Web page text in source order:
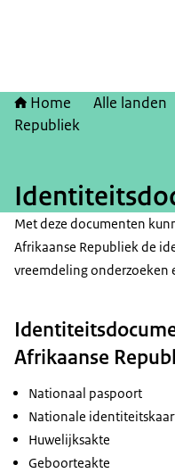
Home Alle landen
Republiek
Met deze documenten
Afrikaanse Republiek de
vreemdeling onderzoeken
Afrikaanse
Nationaal paspoort
Nationale
Huwelijksakte
Geboorteakte